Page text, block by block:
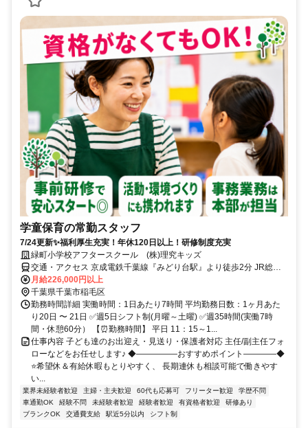
学童保育の常勤スタッフ
7/24更新✨福利厚生充実！年休120日以上！研修制度充実
緑町小学校アフタースクール (株)理究キッズ
交通・アクセス 京成電鉄千葉線『みどり台駅』より徒歩2分 JR総武
線『西千葉駅』より徒歩10分
月給226,000円以上
千葉県千葉市稲毛区
勤務時間詳細 実働時間：1日あたり7時間 平均勤務日数：1ヶ月あた
り20日 〜 21日 ✅週5日シフト制(月曜～土曜) ✅週35時間(実働7時
間・休憩60分） 【⏰勤務時間】 平日 11：15～1...
仕事内容 子ども達のお出迎え・見送り・保護者対応 主任/副主任フォ
ローなどをお任せします♪ ◆―――――おすすめポイント――――◆
⭐希望休＆有給休暇もとりやすく、 長期連休も相談可能で働きやす
い...
業界未経験者歓迎 主婦・主夫歓迎 60代も応募可 フリーター歓迎
学歴不問
車通勤OK
経験不問 未経験者歓迎 経験者歓迎 有資格者歓迎
研修あり
ブランクOK
交通費支給 駅近5分以内 シフト制